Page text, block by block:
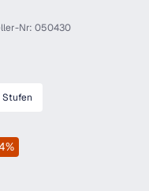
Nr: 050430
Stufen